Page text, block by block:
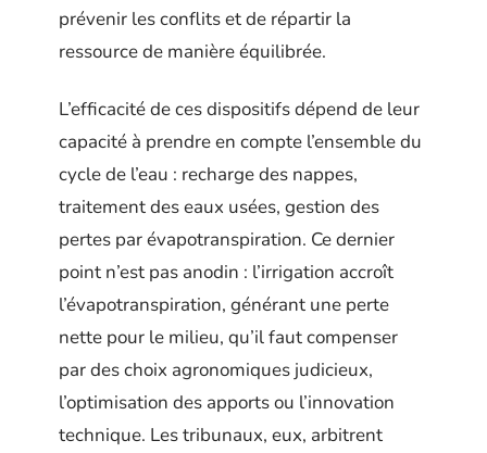
prévenir les conflits et de répartir la
ressource de manière équilibrée.
L’efficacité de ces dispositifs dépend de leur
capacité à prendre en compte l’ensemble du
cycle de l’eau : recharge des nappes,
traitement des eaux usées, gestion des
pertes par évapotranspiration. Ce dernier
point n’est pas anodin : l’irrigation accroît
l’évapotranspiration, générant une perte
nette pour le milieu, qu’il faut compenser
par des choix agronomiques judicieux,
l’optimisation des apports ou l’innovation
technique. Les tribunaux, eux, arbitrent